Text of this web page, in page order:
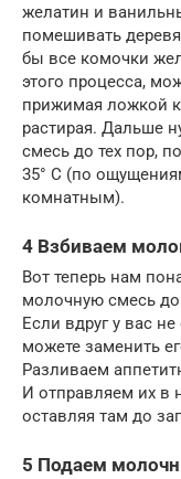
желатин и
помешивать
бы все комочки
этого процесса,
прижимая ложкой
растирая. Дальше
смесь до тех пор,
35° C (по
комнатным).
4 Взбиваем
Вот теперь нам
молочную смесь
Если вдруг у вас
можете заменить
Разливаем
И отправляем их в
оставляя там до
5 Подаем